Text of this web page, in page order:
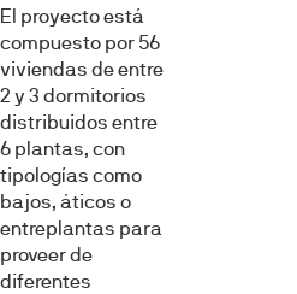
El proyecto está
compuesto por 56
viviendas de entre
2 y 3 dormitorios
distribuidos entre
6 plantas, con
tipologías como
bajos, áticos o
entreplantas para
proveer de
diferentes